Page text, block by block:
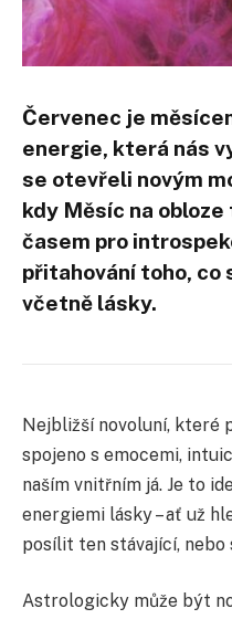
Červenec je
energie, která nás
se otevřeli novým
kdy Měsíc na
časem pro
přitahování toho, co
včetně lásky.
Nejbližší novoluní, které
spojeno s emocemi,
naším vnitřním já. Je to
energiemi lásky – ať už
posílit ten stávající, nebo
Astrologicky může být